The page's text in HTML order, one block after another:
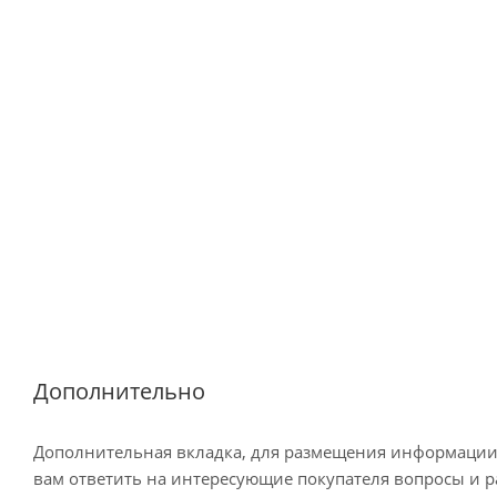
Дополнительно
Дополнительная вкладка, для размещения
вам ответить на интересующие покупателя вопросы и